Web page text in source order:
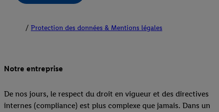
Protection des données & Mentions légales
Notre entreprise
De nos jours, le respect du droit en vigueur et des directives
internes (compliance) est plus complexe que jamais. Dans un